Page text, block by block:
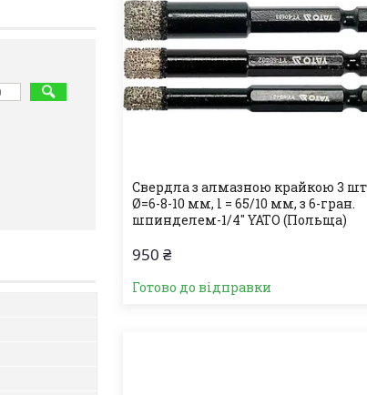
Свердла з алмазною крайкою 3
Ø=6-8-10 мм, l = 65/10 мм, з 6-гран.
шпинделем-1/4" YATO (Польща)
950 ₴
Готово до відправки